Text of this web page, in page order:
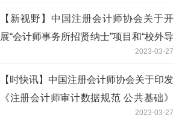
【新视野】中国注册会计师协会关于开
展“会计师事务所招贤纳士”项目和“校外导
2023-03-27
【时快讯】中国注册会计师协会关于印发
《注册会计师审计数据规范 公共基础》
等4项注册会计师审计数据规范的通知
2023-03-27